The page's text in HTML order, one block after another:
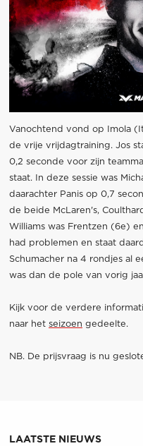
Vanochtend vond op Imola
de vrije vrijdagtraining. Jos
0,2 seconde voor zijn
staat. In deze sessie was
daarachter Panis op 0,7
de beide McLaren's,
Williams was Frentzen (6e)
had problemen en staat
Schumacher na 4 rondjes al
was dan de pole van vorig
Kijk voor de verdere
naar het seizoen gedeelte.
NB. De prijsvraag is nu
LAATSTE NIEUWS